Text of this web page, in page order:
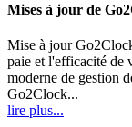
Mises à jour de
Mise à jour
paie et l'efficacité de
moderne de gestion
Go2Clock...
lire plus...